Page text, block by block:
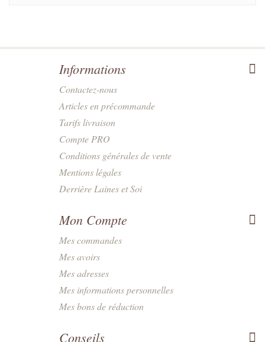
Informations
Contactez-nous
Articles en précommande
Tarifs livraison
Compte PRO
Conditions générales de vente
Mentions légales
Derrière Laines et Soi
Mon Compte
Mes commandes
Mes avoirs
Mes adresses
Mes informations personnelles
Mes bons de réduction
Conseils